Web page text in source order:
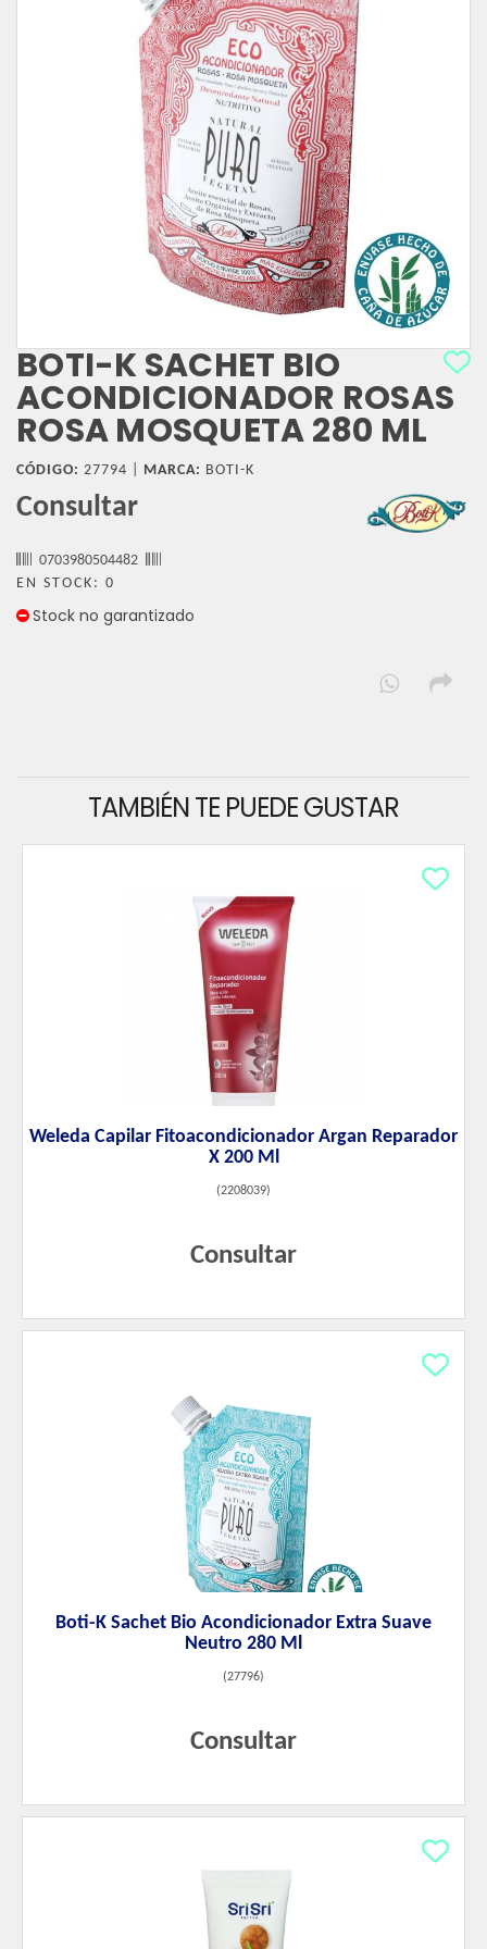
BOTI-K SACHET BIO
ACONDICIONADOR ROSAS
ROSA MOSQUETA 280 ML
CÓDIGO: 27794 | MARCA: BOTI-K
Consultar
0703980504482
EN STOCK: 0
Stock no garantizado
TAMBIÉN TE PUEDE GUSTAR
Weleda Capilar Fitoacondicionador Argan Reparador
X 200 Ml
(2208039)
Consultar
Boti-K Sachet Bio Acondicionador Extra Suave
Neutro 280 Ml
(27796)
Consultar